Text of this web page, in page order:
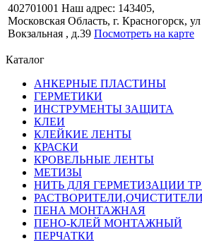
402701001 Наш адрес: 143405,
Московская Область, г. Красногорск, ул
Вокзальная , д.39 Посмотреть на карте
Каталог
АНКЕРНЫЕ ПЛАСТИНЫ
ГЕРМЕТИКИ
ИНСТРУМЕНТЫ ЗАЩИТА
КЛЕИ
КЛЕЙКИЕ ЛЕНТЫ
КРАСКИ
КРОВЕЛЬНЫЕ ЛЕНТЫ
МЕТИЗЫ
НИТЬ ДЛЯ ГЕРМЕТИЗАЦИИ
ПЕНА МОНТАЖНАЯ
ПЕНО-КЛЕЙ МОНТАЖНЫЙ
ПЕРЧАТКИ